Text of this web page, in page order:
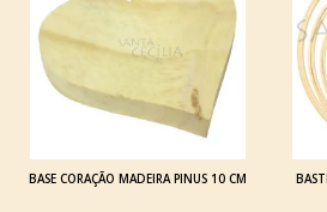
BASE CORAÇÃO MADEIRA PINUS 10 CM